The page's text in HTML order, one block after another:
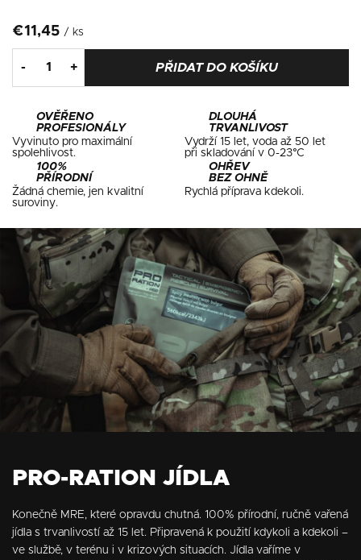
€11,45 / ks
PŘIDAT DO KOŠÍKU
OVĚŘENO
PROFESIONÁLY
Vyvinuto pro maximální
spolehlivost.
DLOUHÁ
TRVANLIVOST
Vydrží 15 let, voda až 50 let
při skladování v 0-23°C
100%
PŘÍRODNÍ
Žádná chemie, jen kvalitní
suroviny.
OHŘEV
BEZ OHNĚ
Rychlá příprava kdekoli.
PRO-RATION JÍDLA
Konečně MRE, které opravdu chutná. 100% přírodní, ručně vařená
jídla s trvanlivostí až 15 let. Připravená k použití kdykoli a kdekoli –
ve službě, v terénu i v krizových situacích. Jídla vaříme v